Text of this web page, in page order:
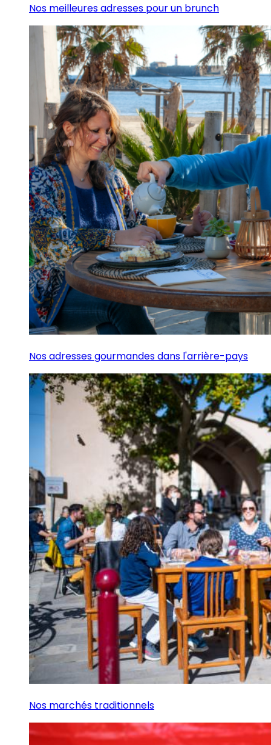
Nos meilleures adresses pour un brunch
Nos adresses gourmandes dans l'arrière-pays
Nos marchés traditionnels